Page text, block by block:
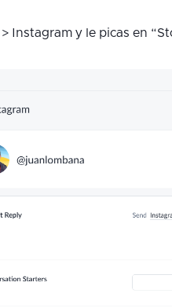
Instagram y le picas en